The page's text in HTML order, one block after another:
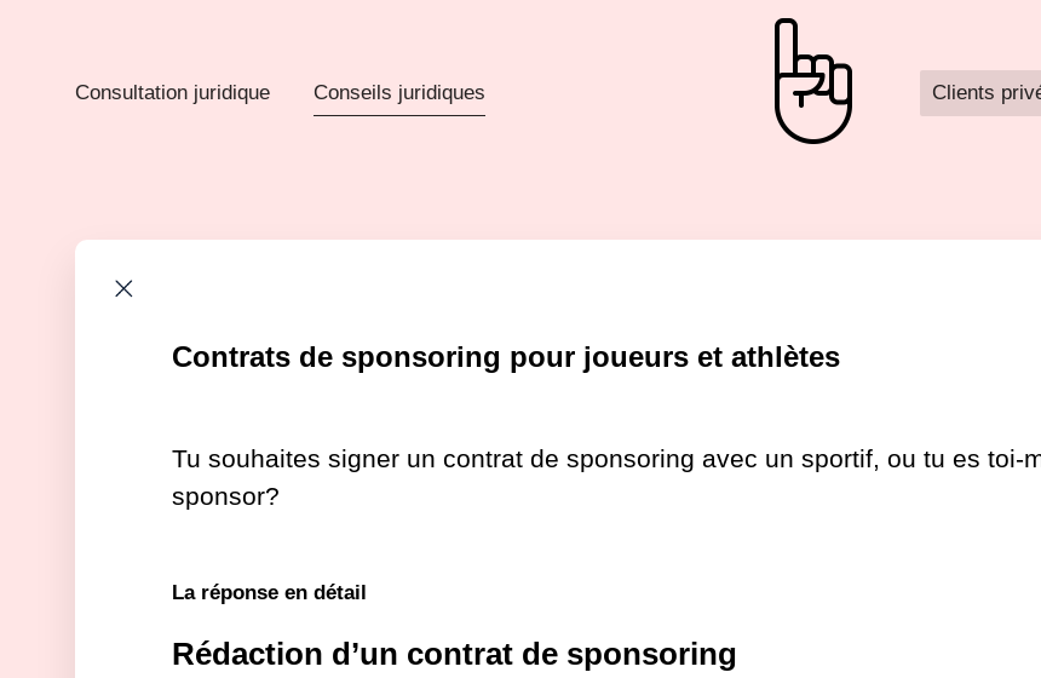
Consultation juridique Conseils juridiques Clients
Contrats de sponsoring pour joueurs et athlètes
Tu souhaites signer un contrat de sponsoring avec un sportif, ou tu es toi-
sponsor?
La réponse en détail
Rédaction d’un contrat de sponsoring